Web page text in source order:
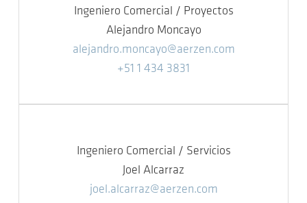
Ingeniero Comercial / Proyectos
Alejandro Moncayo
alejandro.moncayo@aerzen.com
+51 1 434 3831
Ingeniero Comercial / Servicios
Joel Alcarraz
joel.alcarraz@aerzen.com